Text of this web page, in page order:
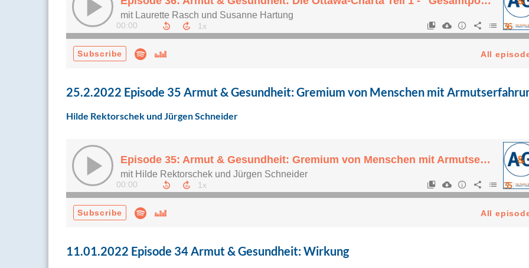
25.2.2022 Episode 35 Armut & Gesundheit: Gremium von Menschen mit
Hilde Rektorschek und Jürgen Schneider
11.01.2022 Episode 34 Armut & Gesundheit: Wirkung